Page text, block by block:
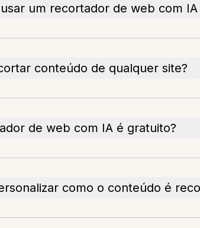
um recortador de web com IA
conteúdo de qualquer site?
de web com IA é gratuito?
como o conteúdo é